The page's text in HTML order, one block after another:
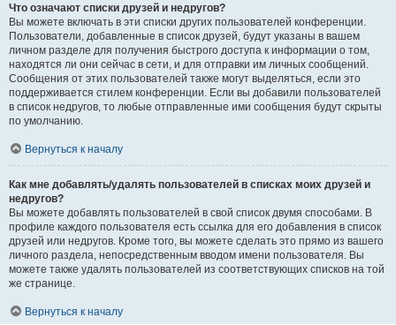
Что означают списки друзей и недругов?
Вы можете включать в эти списки других пользователей конференции.
Пользователи, добавленные в список друзей, будут указаны в вашем
личном разделе для получения быстрого доступа к информации о том,
находятся ли они сейчас в сети, и для отправки им личных сообщений.
Сообщения от этих пользователей также могут выделяться, если это
поддерживается стилем конференции. Если вы добавили пользователей
в список недругов, то любые отправленные ими сообщения будут скрыты
по умолчанию.
Вернуться к началу
Как мне добавлять/удалять пользователей в списках моих друзей и
недругов?
Вы можете добавлять пользователей в свой список двумя способами. В
профиле каждого пользователя есть ссылка для его добавления в список
друзей или недругов. Кроме того, вы можете сделать это прямо из вашего
личного раздела, непосредственным вводом имени пользователя. Вы
можете также удалять пользователей из соответствующих списков на той
же странице.
Вернуться к началу